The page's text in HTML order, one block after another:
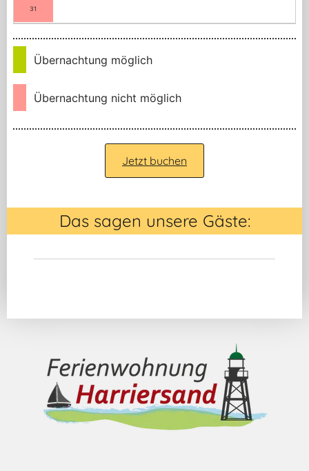
31
Übernachtung möglich
Übernachtung nicht möglich
Jetzt buchen
Das sagen unsere Gäste: